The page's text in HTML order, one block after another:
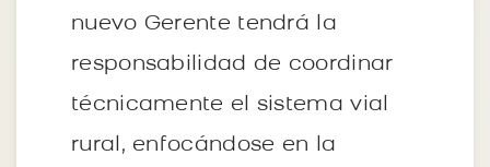
nuevo Gerente tendrá la
responsabilidad de coordinar
técnicamente el sistema vial
rural, enfocándose en la